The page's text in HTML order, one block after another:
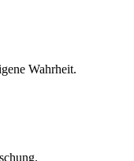
Wahrheit.